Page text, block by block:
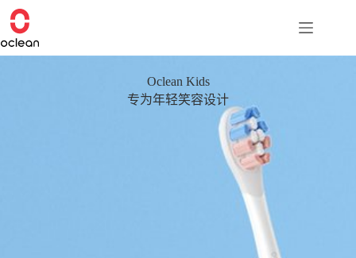
过
内
Oclean Kids
专为年轻笑容设计